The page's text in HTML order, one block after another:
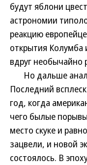
будут яблони
астрономии
реакцию
открытия Колумба
вдруг необычайно
Но дальше
Последний
год, когда
чего былые
место скуке и
зацвели, и новой
состоялось. В